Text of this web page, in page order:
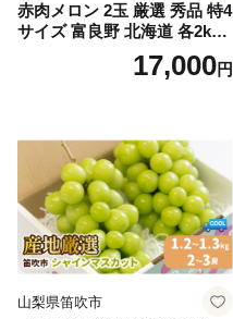
赤肉メロン 2玉 厳選 秀品 特4
サイズ 富良野 北海道 各2kg
～2.6kg 2玉 セット ファーム
富良野 メロン めろん 果物 く
17,000円
山梨県笛吹市